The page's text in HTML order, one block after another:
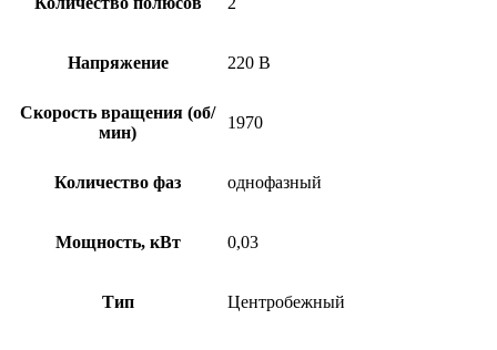
Напряжение 220 В
Скорость вращения (об/
мин)
1970
Количество фаз однофазный
Мощность, кВт 0,03
Тип Центробежный